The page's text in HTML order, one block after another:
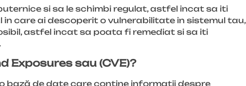
si sa le schimbi regulat, astfel incat sa iti
care ai descoperit o vulnerabilitate in sistemul tau,
astfel incat sa poata fi remediat si sa iti
Exposures sau (CVE)?
bază de date care conține informații despre